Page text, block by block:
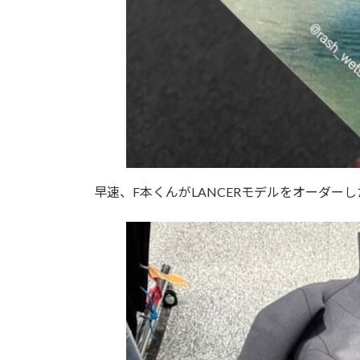
早速、F本くんがLANCERモデルをオーダー